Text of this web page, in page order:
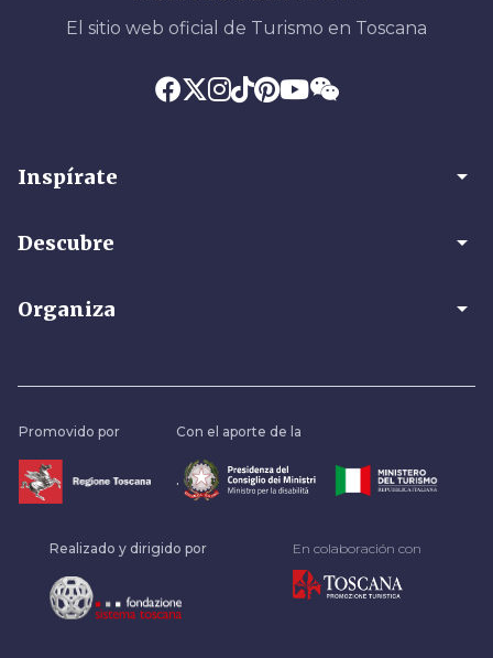
El sitio web oficial de Turismo en Toscana
Inspírate arrow_drop_down
Descubre arrow_drop_down
Organiza arrow_drop_down
Promovido por Con el aporte de la
.
Realizado y dirigido por En colaboración con